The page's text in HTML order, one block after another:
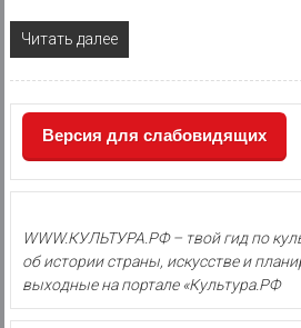
Читать далее
Версия для слабовидящих
WWW.КУЛЬТУРА.РФ – твой гид по
об истории страны, искусстве и
выходные на портале «Культура.РФ